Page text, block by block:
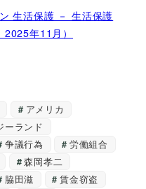
生活保護 － 生活保護
年11月）
アメリカ
ーランド
争議行為
労働組合
森岡孝二
脇田滋
賃金窃盗